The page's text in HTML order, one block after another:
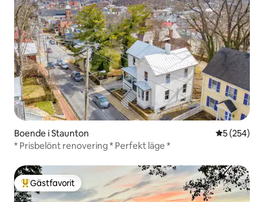
Boende i Staunton 5 av 5 i
5 (254)
* Prisbelönt renovering * Perfekt läge *
Populär gästfavorit
Gästfavorit